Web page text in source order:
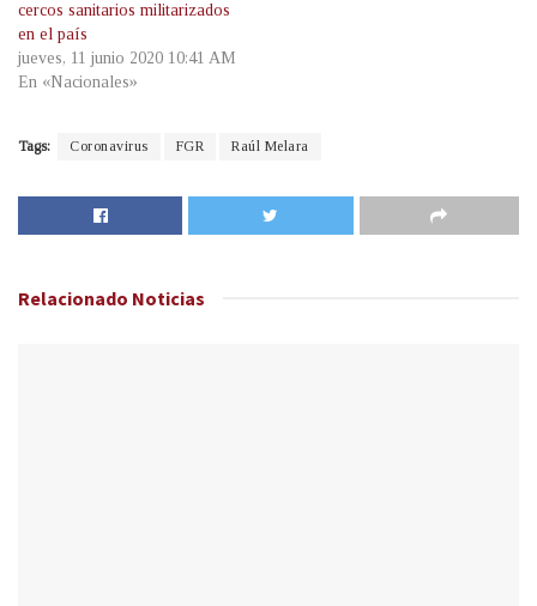
cercos sanitarios militarizados
en el país
jueves, 11 junio 2020 10:41 AM
En «Nacionales»
Tags: Coronavirus FGR Raúl Melara
Relacionado Noticias